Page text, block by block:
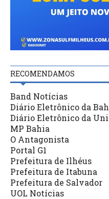
RECOMENDAMOS
Band Notícias
Diário Eletrônico da
Diário Eletrônico da
MP Bahia
O Antagonista
Portal G1
Prefeitura de Ilhéus
Prefeitura de Itabuna
Prefeitura de Salvador
UOL Notícias